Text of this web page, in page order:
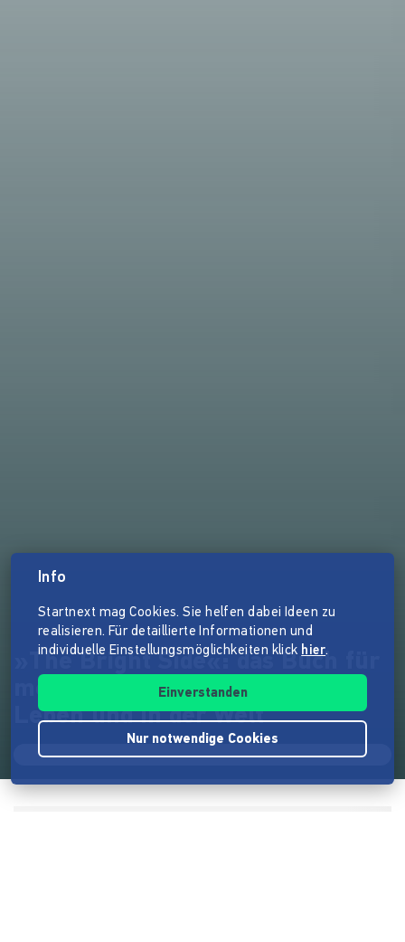
»The Bright Side«: das Buch für
mehr Optimismus in deinem
Leben und in der Welt
Info
Startnext mag Cookies. Sie helfen dabei Ideen zu
realisieren. Für detaillierte Informationen und
individuelle Einstellungsmöglichkeiten klick hier.
Einverstanden
Nur notwendige Cookies